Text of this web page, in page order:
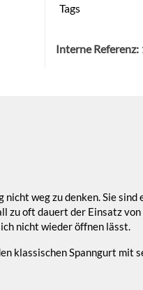
Tags
Interne Referenz:
weg zu denken. Sie
oft dauert der Einsatz
nicht wieder öffnen lässt.
klassischen Spanngurt